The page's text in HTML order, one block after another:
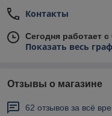
Контакты
Сегодня работает
Показать весь
Отзывы о магазине
62 отзывов за всё